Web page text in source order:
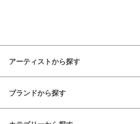
アーティストから探す
ブランドから探す